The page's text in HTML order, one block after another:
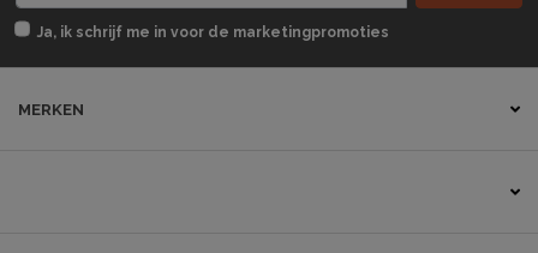
Ja, ik schrijf me in voor de marketingpromoties
MERKEN